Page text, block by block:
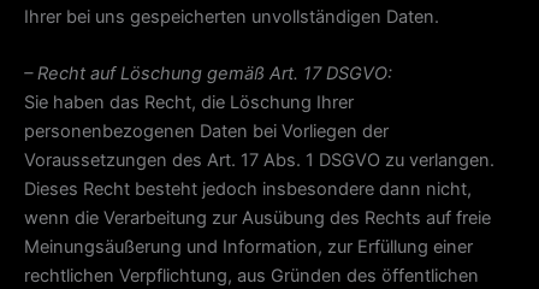
Ihrer bei uns gespeicherten unvollständigen Daten.
– Recht auf Löschung gemäß Art. 17 DSGVO:
Sie haben das Recht, die Löschung Ihrer
personenbezogenen Daten bei Vorliegen der
Voraussetzungen des Art. 17 Abs. 1 DSGVO zu verlangen.
Dieses Recht besteht jedoch insbesondere dann nicht,
wenn die Verarbeitung zur Ausübung des Rechts auf freie
Meinungsäußerung und Information, zur Erfüllung einer
rechtlichen Verpflichtung, aus Gründen des öffentlichen